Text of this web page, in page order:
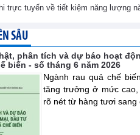
trực tuyến về tiết kiệm năng lượng
SÂU
phân tích và dự báo hoạt
biến - số tháng 6 năm 2026
Ngành rau quả chế
tăng trưởng ở mức
rõ nét từ hàng tươi sang